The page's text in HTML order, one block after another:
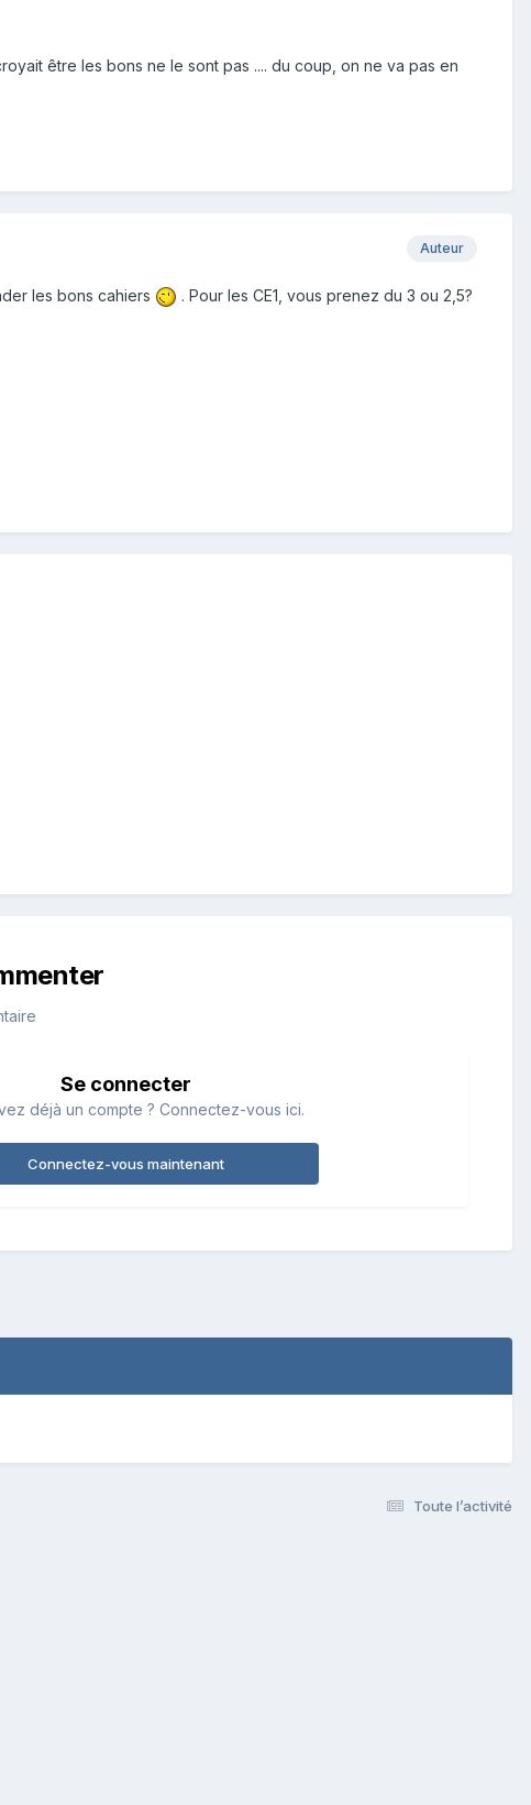
être les bons ne le sont pas .... du coup, on ne va pas en
Auteur
les bons cahiers . Pour les CE1, vous prenez du 3 ou 2,5?
Se connecter
déjà un compte ? Connectez-vous ici.
Connectez-vous maintenant
Toute l’activité